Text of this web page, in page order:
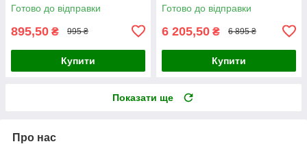
Готово до відправки
895,50 ₴ 995 ₴
Купити
Готово до відправки
6 205,50 ₴ 6 895 ₴
Купити
Показати ще
Про нас